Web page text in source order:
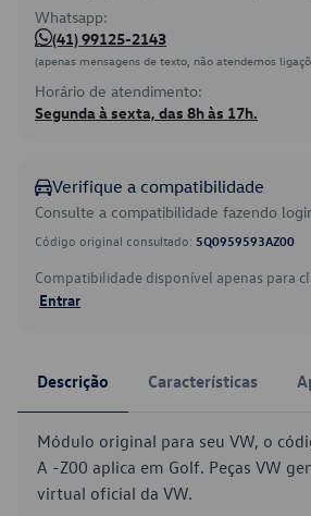
Whatsapp:
(41) 99125-2143
(apenas mensagens de texto, não atendemos
Horário de atendimento:
Segunda à sexta, das 8h às 17h.
Verifique a compatibilidade
Consulte a compatibilidade fazendo
Código original consultado: 5Q0959593AZ00
Compatibilidade disponível apenas para
Entrar
Descrição Características
Módulo original para seu VW, o
A -Z00 aplica em Golf. Peças VW
virtual oficial da VW.